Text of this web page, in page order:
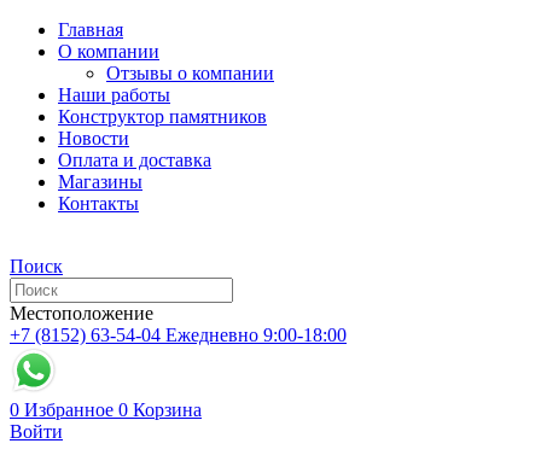
Главная
О компании
Отзывы о компании
Наши работы
Конструктор памятников
Новости
Оплата и доставка
Магазины
Контакты
Поиск
Местоположение
+7 (8152) 63-54-04 Ежедневно 9:00-18:00
0 Избранное 0 Корзина
Войти